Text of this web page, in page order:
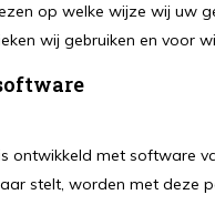
op welke wijze wij uw
wij gebruiken en voor
ontwikkeld met software
stelt, worden met deze